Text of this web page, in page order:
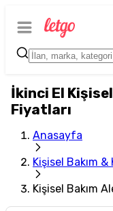
İkinci El
Fiyatları
Anasayfa
Kişisel Bakım
Kişisel Bakım